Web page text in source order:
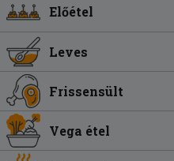
Előétel
Leves
Frissensült
Vega étel